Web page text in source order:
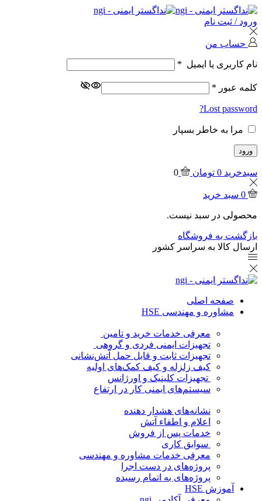
ورود / ثبت نام
حساب من
نام کاربری یا ایمیل *
کلمه عبور *
Lost password?
مرا به خاطر بسپار
ورود
سبدخرید 0 تومان 0
0 سبد خرید
محصولی در سبد نیست.
بازگشت به فروشگاه
ارسال کالا به سراسر کشور
صفحه اصلی
مشاوره و مهندسی HSE
معرفی خدمات خرید و تامین
تجهیزات ایمنی فردی و گروهی
تجهیزات ثابت و قابل حمل آتش‌نشانی
کیف زلزله و کیف کمک‌های اولیه
تجهیزات کلینیک و اورژانس
سیستم‌های ایمنی کار در ارتفاع
نشانه‌های هشدار دهنده
اعلام و اطفاء آتش
خدمات پس از فروش
سوابق کاری
معرفی خدمات مشاوره و مهندسی
پروژه‌های در دست اجرا
پروژه‌های به اتمام رسیده
آموزش HSE